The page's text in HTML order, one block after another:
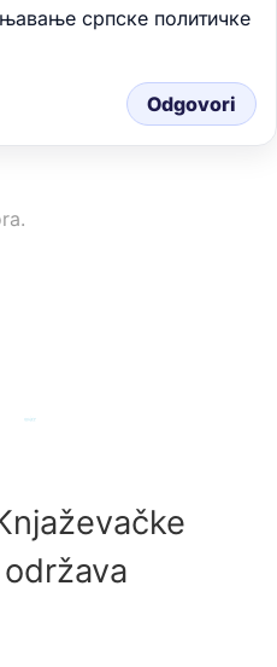
српске политичке
Odgovori